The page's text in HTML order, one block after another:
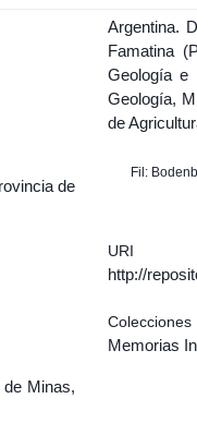
de
Minas,
Argentina.
Famatina
Geología e
Geología,
de
Fil:
URI
http://
Colecciones
Memorias